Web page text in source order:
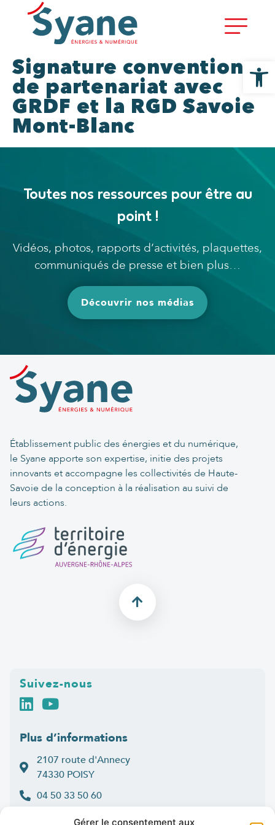
Gérer le consentement aux
Signature convention
de partenariat avec
GRDF et la RGD Savoie
Mont-Blanc
Toutes nos ressources pour être au
point !
Vidéos, photos, rapports d’activités, plaquettes,
communiqués de presse et bien plus…
Découvrir nos médias
Établissement public des énergies et du numérique,
le Syane apporte son expertise, initie des projets
innovants et accompagne les collectivités de Haute-
Savoie de la conception à la réalisation au suivi de
leurs actions.
Suivez-nous
Plus d’informations
2107 route d'Annecy
74330 POISY
04 50 33 50 60
Lun > jeu : 9h-12h et 14h-16h30
Ouvrir